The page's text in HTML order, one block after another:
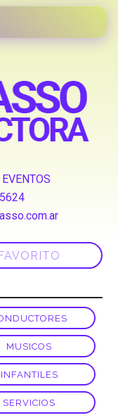
MUSICOS
INFANTILES
SERVICIOS